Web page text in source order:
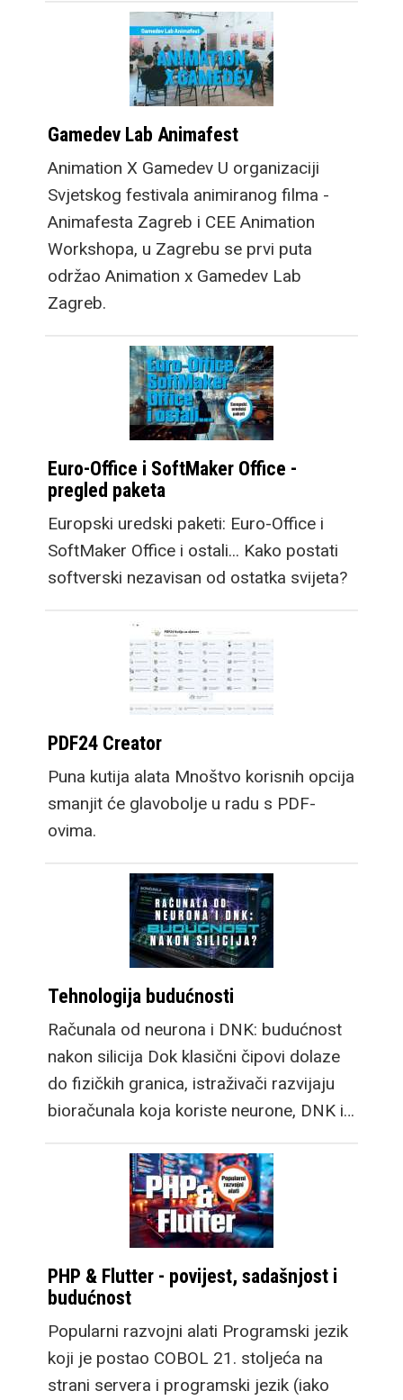
Gamedev Lab Animafest
Animation X Gamedev U organizaciji
Svjetskog festivala animiranog filma -
Animafesta Zagreb i CEE Animation
Workshopa, u Zagrebu se prvi puta
održao Animation x Gamedev Lab
Zagreb.
Euro-Office i SoftMaker Office -
pregled paketa
Europski uredski paketi: Euro-Office i
SoftMaker Office i ostali... Kako postati
softverski nezavisan od ostatka svijeta?
PDF24 Creator
Puna kutija alata Mnoštvo korisnih opcija
smanjit će glavobolje u radu s PDF-
ovima.
Tehnologija budućnosti
Računala od neurona i DNK: budućnost
nakon silicija Dok klasični čipovi dolaze
do fizičkih granica, istraživači razvijaju
bioračunala koja koriste neurone, DNK i…
PHP & Flutter - povijest, sadašnjost i
budućnost
Popularni razvojni alati Programski jezik
koji je postao COBOL 21. stoljeća na
strani servera i programski jezik (iako